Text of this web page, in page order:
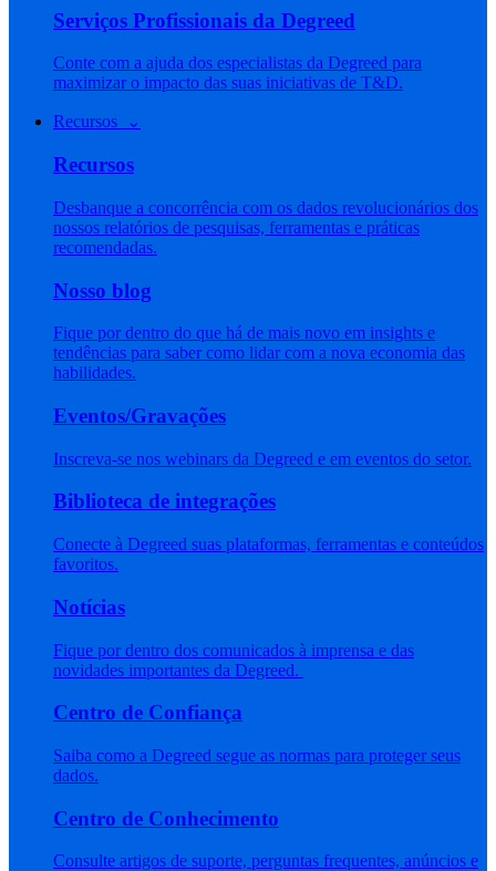
Serviços Profissionais da Degreed
Conte com a ajuda dos especialistas da Degreed para
maximizar o impacto das suas iniciativas de T&D.
Recursos ⌄
Recursos
Desbanque a concorrência com os dados revolucionários dos
nossos relatórios de pesquisas, ferramentas e práticas
recomendadas.
Nosso blog
Fique por dentro do que há de mais novo em insights e
tendências para saber como lidar com a nova economia das
habilidades.
Eventos/Gravações
Inscreva-se nos webinars da Degreed e em eventos do setor.
Biblioteca de integrações
Conecte à Degreed suas plataformas, ferramentas e conteúdos
favoritos.
Notícias
Fique por dentro dos comunicados à imprensa e das
novidades importantes da Degreed.
Centro de Confiança
Saiba como a Degreed segue as normas para proteger seus
dados.
Centro de Conhecimento
Consulte artigos de suporte, perguntas frequentes, anúncios e